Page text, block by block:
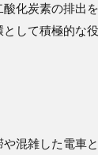
化炭素の排出
して積極的な
混雑した電車